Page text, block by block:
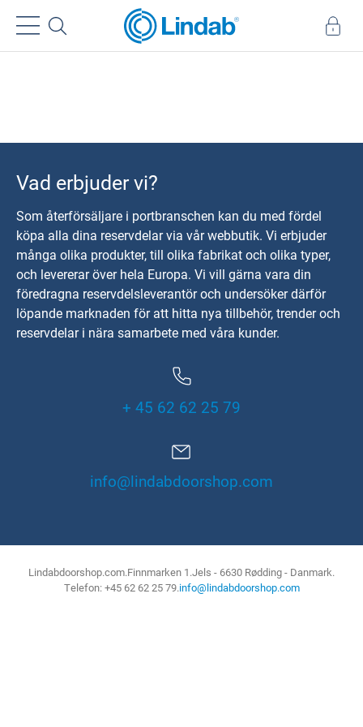
Vad erbjuder vi?
Som återförsäljare i portbranschen kan du med fördel
köpa alla dina reservdelar via vår webbutik. Vi erbjuder
många olika produkter, till olika fabrikat och olika typer,
och levererar över hela Europa. Vi vill gärna vara din
föredragna reservdelsleverantör och undersöker därför
löpande marknaden för att hitta nya tillbehör, trender och
reservdelar i nära samarbete med våra kunder.
+ 45 62 62 25 79
info@lindabdoorshop.com
Lindabdoorshop.com Finnmarken 1 Jels - 6630 Rødding - Danmark
Telefon: +45 62 62 25 79info@lindabdoorshop.com